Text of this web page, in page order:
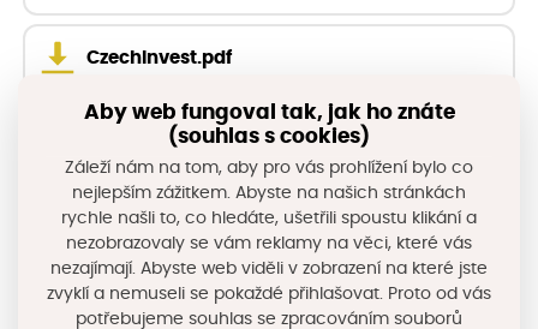
CzechInvest.pdf
SMO ČR.pdf
Stáhnout
Meziobecní spolupráce.pdf
Stáhnout
Aby web fungoval tak, jak ho znáte
(souhlas s cookies)
Záleží nám na tom, aby pro vás prohlížení bylo co
nejlepším zážitkem. Abyste na našich stránkách
rychle našli to, co hledáte, ušetřili spoustu klikání a
nezobrazovaly se vám reklamy na věci, které vás
nezajímají. Abyste web viděli v zobrazení na které jste
zvyklí a nemuseli se pokaždé přihlašovat. Proto od vás
potřebujeme souhlas se zpracováním souborů